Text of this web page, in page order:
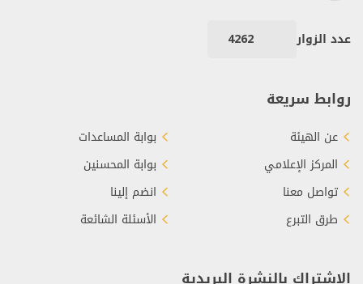
عدد الزوار 4262
روابط سريعة
عن الهيئة
المركز الإعلامي
تواصل معنا
طرق التبرع
بوابة المساعدات
بوابة المحسنين
انضم إلينا
الأسئلة الشائعة
الاشتراك بالنشرة البريدية